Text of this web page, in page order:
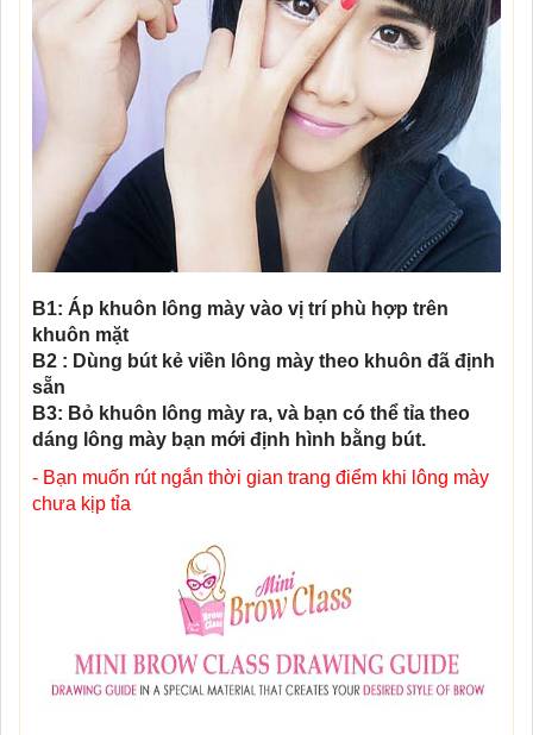
B1: Áp khuôn lông mày vào vị trí phù hợp trên
khuôn mặt
B2 : Dùng bút kẻ viền lông mày theo khuôn đã định
sẵn
B3: Bỏ khuôn lông mày ra, và bạn có thể tỉa theo
dáng lông mày bạn mới định hình bằng bút.
- Bạn muốn rút ngắn thời gian trang điểm khi lông mày
chưa kịp tỉa